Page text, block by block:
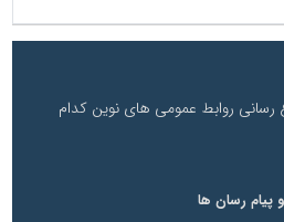
رسانی روابط عمومی های نوین کدام
پیام رسان ها